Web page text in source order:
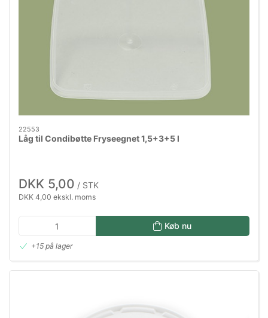
22553
Låg til Condibøtte Fryseegnet 1,5+3+5 l
DKK 5,00 / STK
DKK 4,00 ekskl. moms
Køb nu
+15 på lager